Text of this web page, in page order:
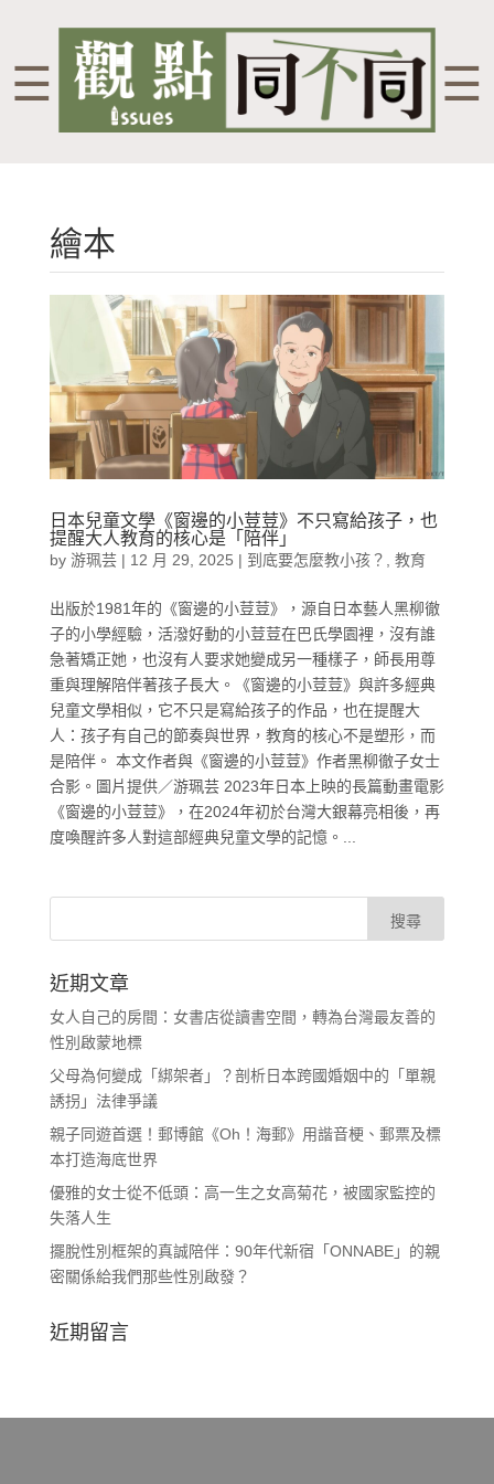
☰ ☰
繪本
日本兒童文學《窗邊的小荳荳》不只寫給孩子，也
提醒大人教育的核心是「陪伴」
by 游珮芸| 12 月 29, 2025 | 到底要怎麼教小孩？ 教育
出版於1981年的《窗邊的小荳荳》，源自日本藝人黑柳徹
子的小學經驗，活潑好動的小荳荳在巴氏學園裡，沒有誰
急著矯正她，也沒有人要求她變成另一種樣子，師長用尊
重與理解陪伴著孩子長大。《窗邊的小荳荳》與許多經典
兒童文學相似，它不只是寫給孩子的作品，也在提醒大
人：孩子有自己的節奏與世界，教育的核心不是塑形，而
是陪伴。 本文作者與《窗邊的小荳荳》作者黑柳徹子女士
合影。圖片提供／游珮芸 2023年日本上映的長篇動畫電影
《窗邊的小荳荳》，在2024年初於台灣大銀幕亮相後，再
度喚醒許多人對這部經典兒童文學的記憶。...
近期文章
女人自己的房間：女書店從讀書空間，轉為台灣最友善的
性別啟蒙地標
父母為何變成「綁架者」？剖析日本跨國婚姻中的「單親
誘拐」法律爭議
親子同遊首選！郵博館《Oh！海郵》用諧音梗、郵票及標
本打造海底世界
優雅的女士從不低頭：高一生之女高菊花，被國家監控的
失落人生
擺脫性別框架的真誠陪伴：90年代新宿「ONNABE」的親
密關係給我們那些性別啟發？
近期留言